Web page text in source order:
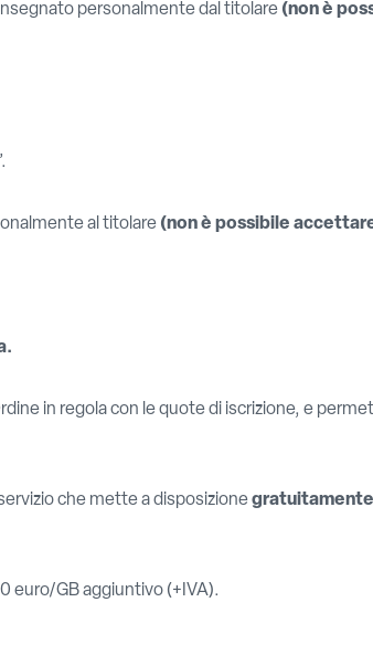
personalmente dal titolare (non è
al titolare (non è possibile
in regola con le quote di iscrizione, e
che mette a disposizionegratuitamente
euro/GB aggiuntivo (+IVA).